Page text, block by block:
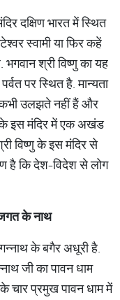
दक्षिण भारत में स्थित
स्वामी या फिर कहें
श्री विष्णु का यह
पर स्थित है. मान्यता
कभी उलझते नहीं हैं और
के इस मंदिर में एक अखंड
विष्णु के इस मंदिर से
है कि देश-विदेश से लोग
के नाथ
के बगैर अधूरी है.
जी का पावन धाम
चार प्रमुख पावन धाम में